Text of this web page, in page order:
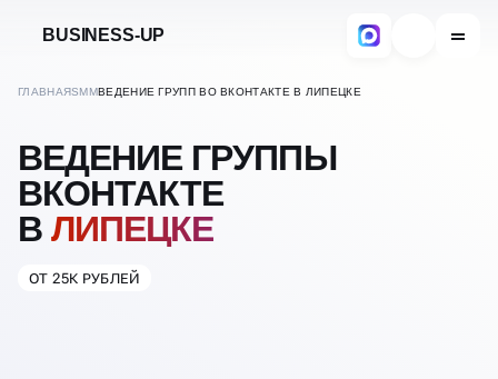
BUSINESS-UP
ГЛАВНАЯSMMВЕДЕНИЕ ГРУПП ВО ВКОНТАКТЕ В ЛИПЕЦКЕ
ВЕДЕНИЕ ГРУППЫ
ВКОНТАКТЕ
ВЛИПЕЦКЕ
ОТ 25К РУБЛЕЙ